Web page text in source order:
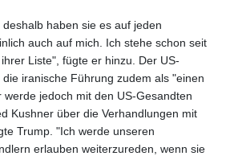
ISK 142.572116
JEP 0.857346
JMD 183.168441
JOD 0.817863
JPY 182.641857
KES 149.279328
KGS 100.875887
KHR 4684.773512
haben sie es auf jeden
auch auf mich. Ich stehe schon seit
Liste", fügte er hinzu. Der US-
iranische Führung zudem als "einen
werde jedoch mit den US-Gesandten
Kushner über die Verhandlungen mit
Trump. "Ich werde unseren
erlauben weiterzureden, wenn sie